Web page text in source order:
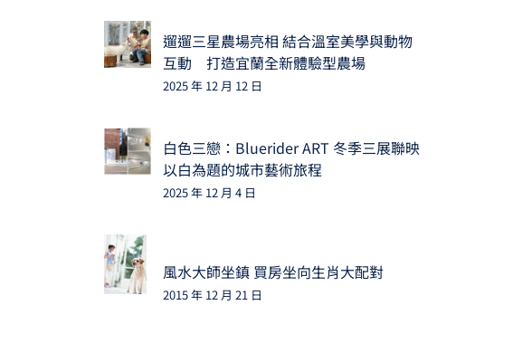
遛遛三星農場亮相 結合溫室美學與動物
互動 打造宜蘭全新體驗型農場
2025 年 12 月 12 日
白色三戀：Bluerider ART 冬季三展聯映
以白為題的城市藝術旅程
2025 年 12 月 4 日
風水大師坐鎮 買房坐向生肖大配對
2015 年 12 月 21 日